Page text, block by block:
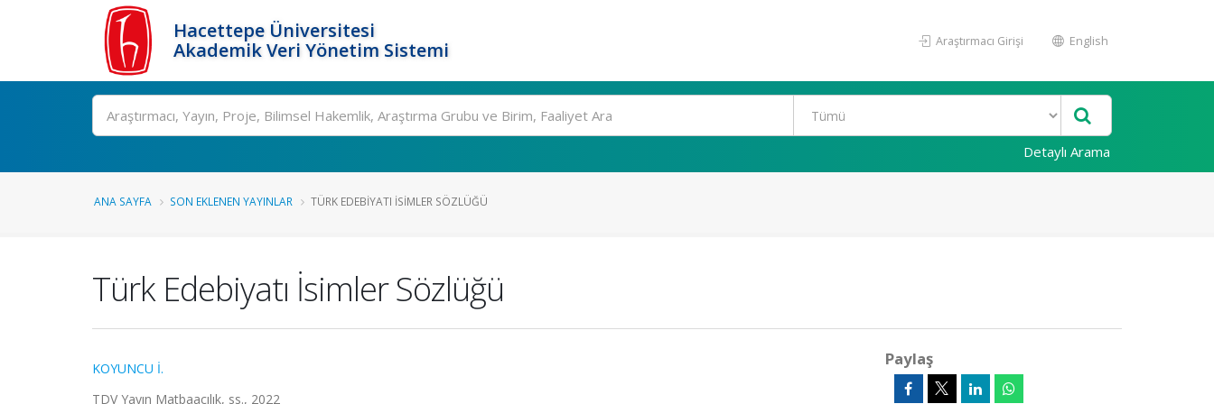
Hacettepe Üniversitesi
Akademik Veri Yönetim Sistemi
Araştırmacı Girişi English
Ara
Detaylı Arama
ANA SAYFA SON EKLENEN YAYINLAR TÜRK EDEBIYATI İSIMLER SÖZLÜĞÜ
Türk Edebiyatı İsimler Sözlüğü
KOYUNCU İ.
TDV Yayın Matbaacılık, ss., 2022
Paylaş